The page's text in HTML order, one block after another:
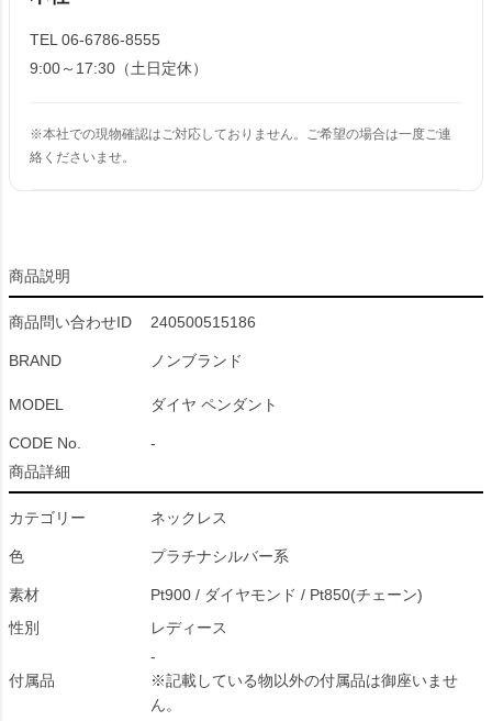
TEL 06-6786-8555
9:00～17:30（土日定休）
※本社での現物確認はご対応しておりません。ご希望の場合は一度ご連
絡くださいませ。
商品説明
商品問い合わせID 240500515186
BRAND ノンブランド
MODEL ダイヤ ペンダント
CODE No.
-
商品詳細
カテゴリー ネックレス
色 プラチナシルバー系
素材
Pt900 / ダイヤモンド / Pt850(チェーン)
性別
レディース
付属品
-
※記載している物以外の付属品は御座いませ
ん。